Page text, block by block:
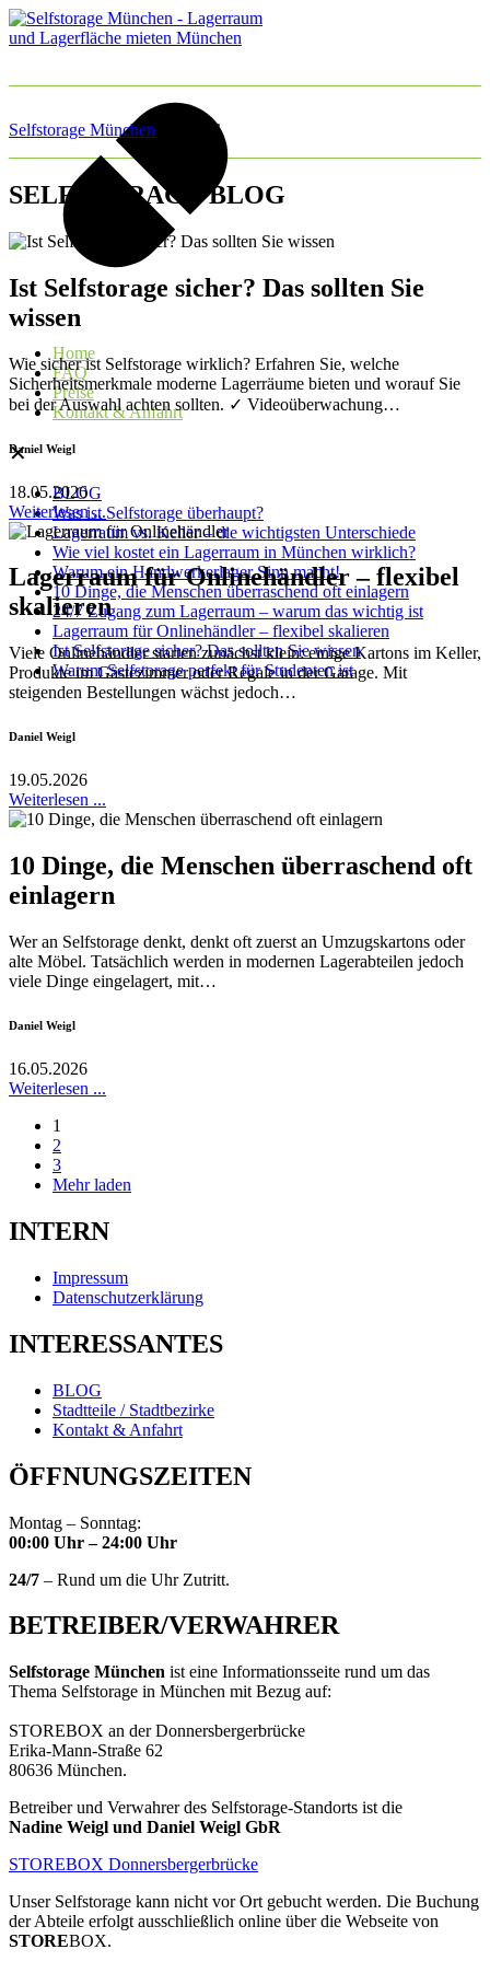
Home
FAQ
Preise
Kontakt & Anfahrt
✕
BLOG
Was ist Selfstorage überhaupt?
Lagerraum vs. Keller – die wichtigsten Unterschiede
Wie viel kostet ein Lagerraum in München wirklich?
Warum ein Handwerkerlager Sinn macht!
10 Dinge, die Menschen überraschend oft einlagern
24/7 Zugang zum Lagerraum – warum das wichtig ist
Lagerraum für Onlinehändler – flexibel skalieren
Ist Selfstorage sicher? Das sollten Sie wissen
Warum Selfstorage perfekt für Studenten ist
Selfstorage München BLOG
SELFSTORAGE BLOG
Ist Selfstorage sicher? Das sollten Sie
wissen
Wie sicher ist Selfstorage wirklich? Erfahren Sie, welche
Sicherheitsmerkmale moderne Lagerräume bieten und worauf Sie
bei der Auswahl achten sollten. ✓ Videoüberwachung…
Daniel Weigl
18.05.2026
Weiterlesen ...
Lagerraum für Onlinehändler – flexibel
skalieren
Viele Onlinehändler starten zunächst klein: einige Kartons im Keller,
Produkte im Gästezimmer oder Regale in der Garage. Mit
steigenden Bestellungen wächst jedoch…
Daniel Weigl
19.05.2026
Weiterlesen ...
10 Dinge, die Menschen überraschend oft
einlagern
Wer an Selfstorage denkt, denkt oft zuerst an Umzugskartons oder
alte Möbel. Tatsächlich werden in modernen Lagerabteilen jedoch
viele Dinge eingelagert, mit…
Daniel Weigl
16.05.2026
Weiterlesen ...
1
2
3
Mehr laden
INTERN
Impressum
Datenschutzerklärung
INTERESSANTES
BLOG
Stadtteile / Stadtbezirke
Kontakt & Anfahrt
ÖFFNUNGSZEITEN
Montag – Sonntag:
00:00 Uhr – 24:00 Uhr
24/7 – Rund um die Uhr Zutritt.
BETREIBER/VERWAHRER
Selfstorage München ist eine Informationsseite rund um das
Thema Selfstorage in München mit Bezug auf:
STOREBOX an der Donnersbergerbrücke
Erika-Mann-Straße 62
80636 München.
Betreiber und Verwahrer des Selfstorage-Standorts ist die
Nadine Weigl und Daniel Weigl GbR
STOREBOX Donnersbergerbrücke
Unser Selfstorage kann nicht vor Ort gebucht werden. Die Buchung
der Abteile erfolgt ausschließlich online über die Webseite von
STOREBOX.